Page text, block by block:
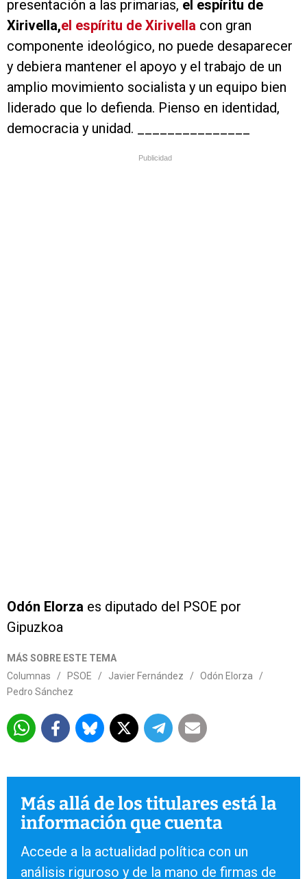
presentación a las primarias, el espíritu de
Xirivella,el espíritu de Xirivella con gran
componente ideológico, no puede desaparecer
y debiera mantener el apoyo y el trabajo de un
amplio movimiento socialista y un equipo bien
liderado que lo defienda. Pienso en identidad,
democracia y unidad. _______________
Publicidad
Odón Elorza es diputado del PSOE por
Gipuzkoa
MÁS SOBRE ESTE TEMA
Columnas
/ PSOE / Javier Fernández / Odón Elorza
/
Pedro Sánchez
Más allá de los titulares está la
información que cuenta
Accede a la actualidad política con un
análisis riguroso y de la mano de firmas de